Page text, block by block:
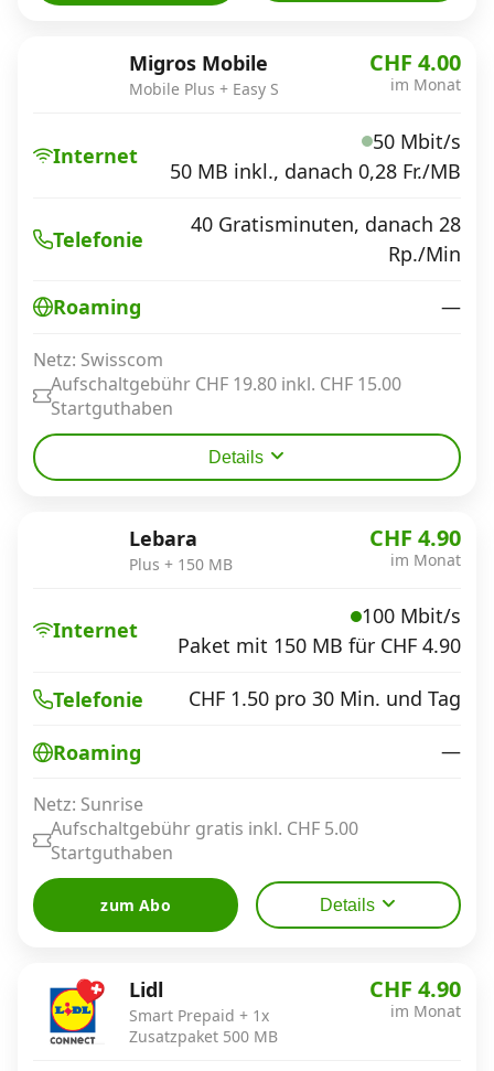
Migros Mobile
Mobile Plus + Easy S
CHF 4.00
im Monat
Internet
50 Mbit/s
50 MB inkl., danach 0,28 Fr./MB
Telefonie
40 Gratisminuten, danach 28
Rp./Min
Roaming —
Netz: Swisscom
Aufschaltgebühr CHF 19.80 inkl. CHF 15.00
Startguthaben
Details
Lebara
Plus + 150 MB
CHF 4.90
im Monat
Internet
100 Mbit/s
Paket mit 150 MB für CHF 4.90
Telefonie CHF 1.50 pro 30 Min. und Tag
Roaming —
Netz: Sunrise
Aufschaltgebühr gratis inkl. CHF 5.00
Startguthaben
zum Abo Details
Lidl
Smart Prepaid + 1x
Zusatzpaket 500 MB
CHF 4.90
im Monat